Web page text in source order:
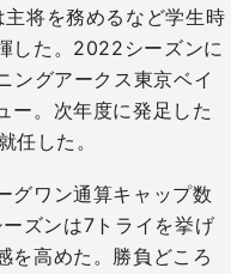
将を務めるなど学生時
した。2022シーズンに
ングアークス東京ベイ
ー。次年度に発足した
任した。
グワン通算キャップ数
ズンは7トライを挙げ
を高めた。勝負どころ